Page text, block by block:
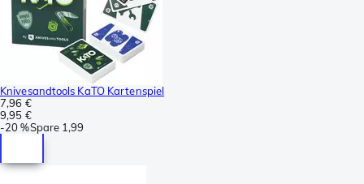
Knivesandtools KaTO Kartenspiel
7,96 €
9,95 €
-20 %Spare 1,99